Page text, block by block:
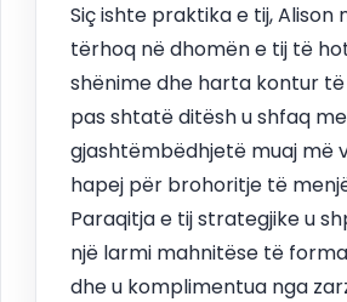
Siç ishte praktika e tij, Alison
tërhoq në dhomën e tij të
shënime dhe harta kontur
pas shtatë ditësh u shfaq
gjashtëmbëdhjetë muaj më
hapej për brohoritje të
Paraqitja e tij strategjike u
një larmi mahnitëse të
dhe u komplimentua nga